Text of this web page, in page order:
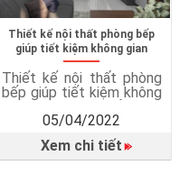
Thiết kế nội thất phòng bếp
giúp tiết kiệm không gian
Thiết kế nội thất phòng
bếp giúp tiết kiệm không
hoàn toàn hiện đại và
thông minh, giúp bạn đỡ
băn khoăn hơn rất nhiều.
Diện tích nhỏ không hẳn
05/04/2022
Xem chi tiết